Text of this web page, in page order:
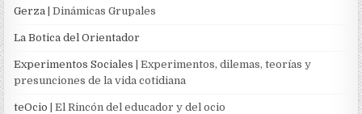
Gerza | Dinámicas Grupales
La Botica del Orientador
Experimentos Sociales | Experimentos, dilemas, teorías y
presunciones de la vida cotidiana
teOcio | El Rincón del educador y del ocio